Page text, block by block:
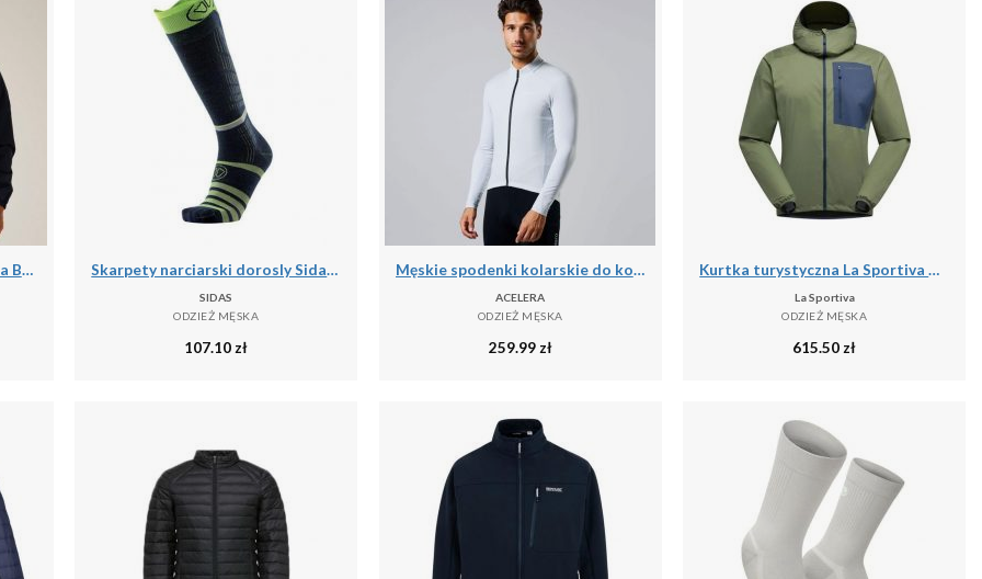
Kurtka wodoodporna Regatta Bayano II Skarpety narciarski dorosly Sidas Ski Touring LV cienka grubosc
SIDAS
ODZIEŻ MĘSKA
107.10 zł
Męskie spodenki kolarskie do kolarstwa górskiego
ACELERA
ODZIEŻ MĘSKA
259.99 zł
Kurtka turystyczna La Sportiva Wall Breeze Stretch
La Sportiva
ODZIEŻ MĘSKA
615.50 zł